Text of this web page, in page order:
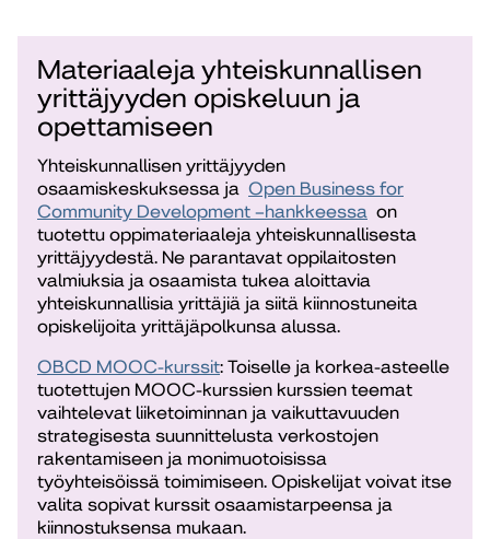
Materiaaleja yhteiskunnallisen
yrittäjyyden opiskeluun ja
opettamiseen
Yhteiskunnallisen yrittäjyyden
osaamiskeskuksessa ja Open Business for
Community Development –hankkeessa on
tuotettu oppimateriaaleja yhteiskunnallisesta
yrittäjyydestä. Ne parantavat oppilaitosten
valmiuksia ja osaamista tukea aloittavia
yhteiskunnallisia yrittäjiä ja siitä kiinnostuneita
opiskelijoita yrittäjäpolkunsa alussa.
OBCD MOOC-kurssit: Toiselle ja korkea-asteelle
tuotettujen MOOC-kurssien kurssien teemat
vaihtelevat liiketoiminnan ja vaikuttavuuden
strategisesta suunnittelusta verkostojen
rakentamiseen ja monimuotoisissa
työyhteisöissä toimimiseen. Opiskelijat voivat itse
valita sopivat kurssit osaamistarpeensa ja
kiinnostuksensa mukaan.